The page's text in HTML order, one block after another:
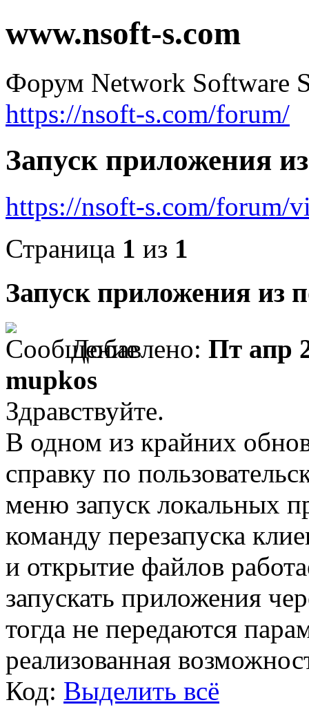
www.nsoft-s.com
Форум Network Software
https://nsoft-s.com/forum/
Запуск приложения
https://nsoft-s.com/forum/
Страница 1 из 1
Запуск приложения из
Добавлено: Пт апр
mupkos
Здравствуйте.
В одном из крайних
справку по
меню запуск локальных
команду перезапуска
и открытие файлов
запускать приложения
тогда не передаются
реализованная
Код: Выделить всё